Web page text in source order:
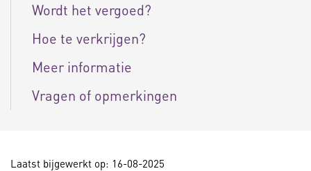
Wordt het vergoed?
Hoe te verkrijgen?
Meer informatie
Vragen of opmerkingen
Laatst bijgewerkt op: 16-08-2025